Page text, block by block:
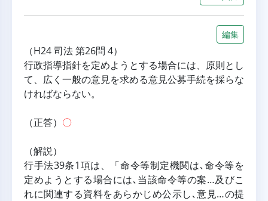
編集
（H24 司法 第26問 4）
行政指導指針を定めようとする場合には、原則とし
て、広く一般の意見を求める意見公募手続を採らな
ければならない。
（正答） 〇
（解説）
行手法39条1項は、「命令等制定機関は､命令等を
定めようとする場合には､当該命令等の案…及びこ
れに関連する資料をあらかじめ公示し､意見…の提